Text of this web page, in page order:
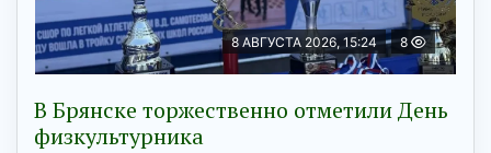
8 АВГУСТА 2026, 15:24 8
В Брянске торжественно отметили День
физкультурника